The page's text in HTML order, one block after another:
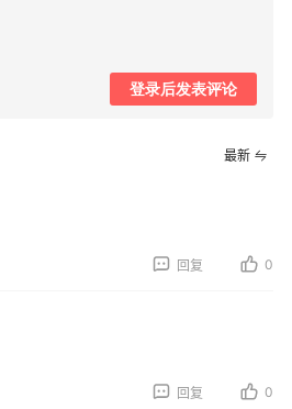
登录后发表评论
最新
回复 0
回复 0
每满$100返$25礼卡
Il duomo：时尚上新热卖！入手
iHerb ：88全球好物节！选购日常保健、